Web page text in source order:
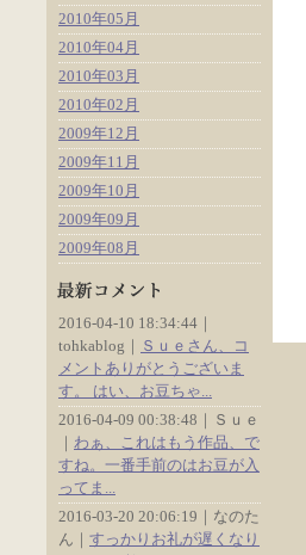
2010年05月
2010年04月
2010年03月
2010年02月
2009年12月
2009年11月
2009年10月
2009年09月
2009年08月
2016-04-10 18:34:44｜
tohkablog｜
Ｓｕｅさん、コ
メントありがとうございま
す。 はい、お豆ちゃ...
2016-04-09 00:38:48｜Ｓｕｅ
わぁ、これはもう作品、で
すね。一番手前のはお豆が入
ってま...
2016-03-20 20:06:19｜なのた
ん｜ すっかりお礼が遅くなり